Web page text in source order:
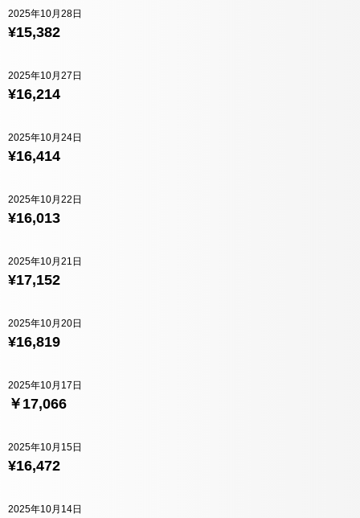
¥15,382
2025年10月28日
¥16,214
2025年10月27日
¥16,414
2025年10月24日
¥16,013
2025年10月22日
¥17,152
2025年10月21日
¥16,819
2025年10月20日
￥17,066
2025年10月17日
¥16,472
2025年10月15日
2025年10月14日